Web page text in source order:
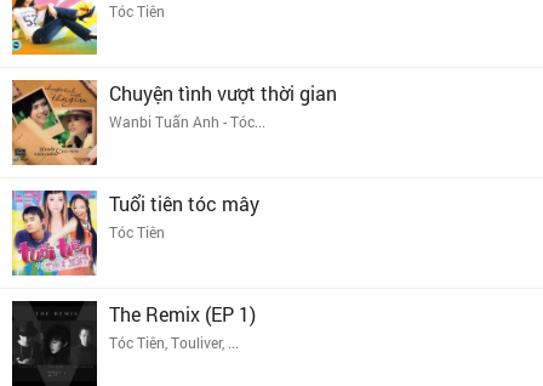
Tóc Tiên
Chuyện tình vượt thời gian
Wanbi Tuấn Anh - Tóc...
Tuổi tiên tóc mây
Tóc Tiên
The Remix (EP 1)
Tóc Tiên, Touliver, ...